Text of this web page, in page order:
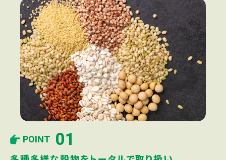
POINT 01